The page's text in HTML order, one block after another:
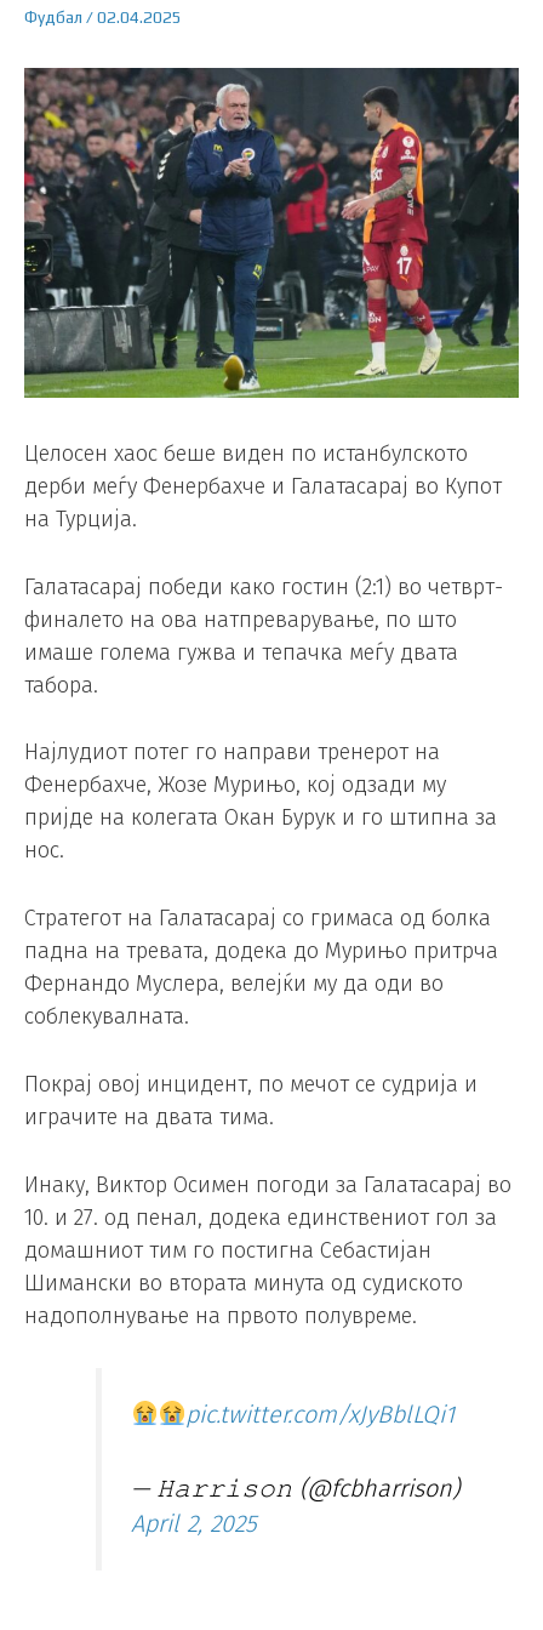
Фудбал /02.04.2025
Целосен хаос беше виден по истанбулското
дерби меѓу Фенербахче и Галатасарај во Купот
на Турција.
Галатасарај победи како гостин (2:1) во четврт-
финалето на ова натпреварување, по што
имаше голема гужва и тепачка меѓу двата
табора.
Најлудиот потег го направи тренерот на
Фенербахче, Жозе Мурињо, кој одзади му
пријде на колегата Окан Бурук и го штипна за
нос.
Стратегот на Галатасарај со гримаса од болка
падна на тревата, додека до Мурињо притрча
Фернандо Муслера, велејќи му да оди во
соблекувалната.
Покрај овој инцидент, по мечот се судрија и
играчите на двата тима.
Инаку, Виктор Осимен погоди за Галатасарај во
10. и 27. од пенал, додека единствениот гол за
домашниот тим го постигна Себастијан
Шимански во втората минута од судиското
надополнување на првото полувреме.
pic.twitter.com/xJyBblLQi1
— 𝙷𝚊𝚛𝚛𝚒𝚜𝚘𝚗 (@fcbharrison)
April 2, 2025